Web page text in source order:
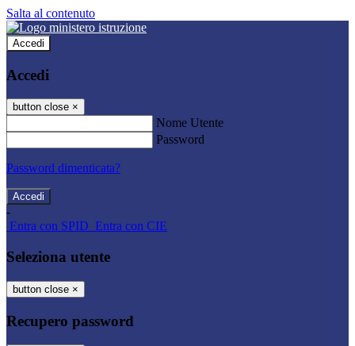
Salta al contenuto
Accedi
Accedi
button close ×
Nome Utente
Password
Password dimenticata?
-
Entra con SPID Entra con CIE
Seleziona utente
button close ×
Recupero password